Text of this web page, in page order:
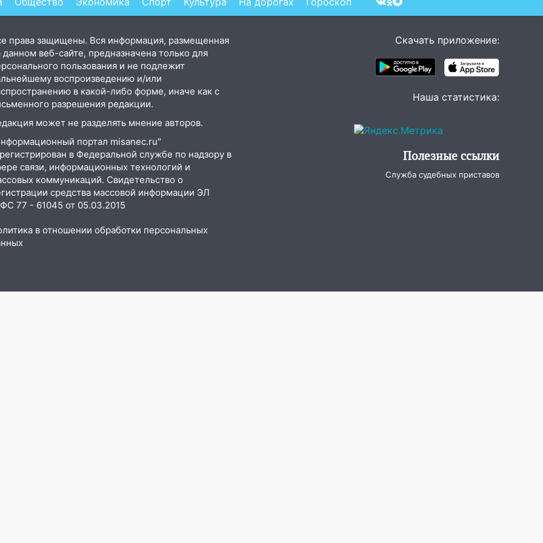
права защищены. Вся информация, размещенная
данном веб-сайте, предназначена только для
пользования и не подлежит
воспроизведению и/или
в какой-либо форме, иначе как с
разрешения редакции.
может не разделять мнение авторов.
портал misanec.ru"
в Федеральной службе по надзору в
связи, информационных технологий и
коммуникаций. Свидетельство о
средства массовой информации ЭЛ
77 - 61045 от 05.03.2015
в отношении обработки персональных
Скачать приложение:
Наша статистика:
Полезные ссылки
Служба судебных приставов